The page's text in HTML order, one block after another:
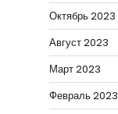
Октябрь 2023
Август 2023
Март 2023
Февраль 2023